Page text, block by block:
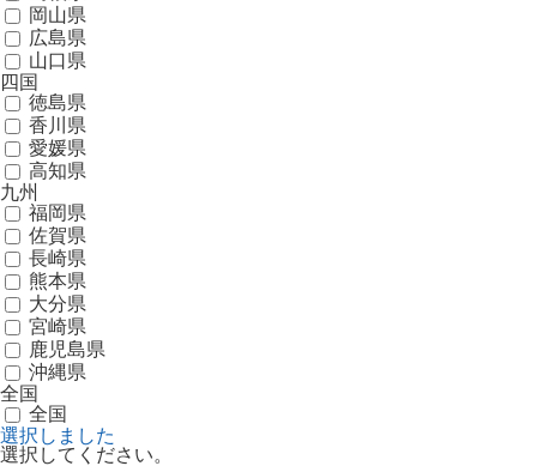
岡山県
広島県
山口県
四国
徳島県
香川県
愛媛県
高知県
九州
福岡県
佐賀県
長崎県
熊本県
大分県
宮崎県
鹿児島県
沖縄県
全国
全国
選択しました
選択してください。